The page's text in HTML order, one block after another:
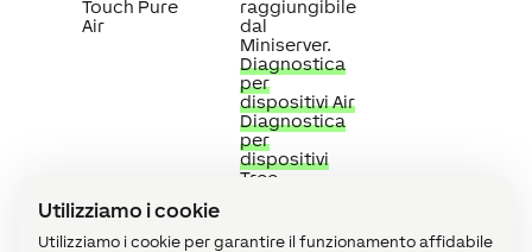
Utilizziamo i cookie
Utilizziamo i cookie per garantire il funzionamento affidabile
Touch Pure
Air
raggiungibile
dal
Miniserver.
Diagnostica
per
dispositivi Air
Diagnostica
per
dispositivi
Tree
Estensioni